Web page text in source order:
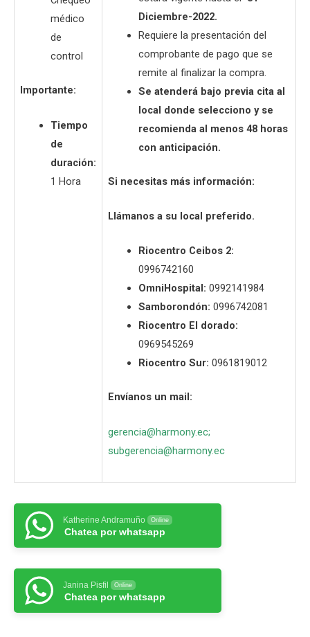
médico
de
control
Importante:
Tiempo
de
duración:
1 Hora
Diciembre-2022.
Requiere la presentación del
comprobante de pago que se
remite al finalizar la compra.
Se atenderá bajo previa cita al
local donde selecciono y se
recomienda al menos 48 horas
con anticipación.
Si necesitas más información:
Llámanos a su local preferido.
Riocentro Ceibos 2:
0996742160
OmniHospital: 0992141984
Samborondón: 0996742081
Riocentro El dorado:
0969545269
Riocentro Sur: 0961819012
Envíanos un mail:
gerencia@harmony.ec;
subgerencia@harmony.ec
Katherine Andramuño Online
Chatea por whatsapp
Janina Pisfil Online
Chatea por whatsapp